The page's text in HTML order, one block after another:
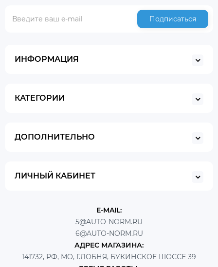
Подписаться
ИНФОРМАЦИЯ
КАТЕГОРИИ
ДОПОЛНИТЕЛЬНО
ЛИЧНЫЙ КАБИНЕТ
E-MAIL:
5@AUTO-NORM.RU
6@AUTO-NORM.RU
АДРЕС МАГАЗИНА:
141732, РФ, МО, Г.ЛОБНЯ, БУКИНСКОЕ ШОССЕ 39